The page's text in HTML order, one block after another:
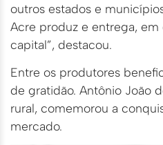
outros estados e
Acre produz e entrega, em
capital”, destacou.
Entre os produtores
de gratidão. Antônio João
rural, comemorou a
mercado.